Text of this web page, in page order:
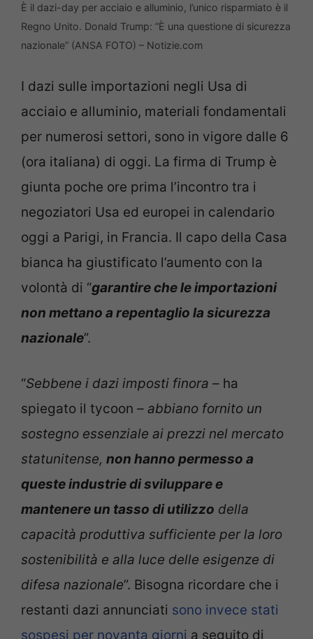
È il dazi-day per acciaio e alluminio, l’unico risparmiato è il
Regno Unito. Donald Trump: “È una questione di sicurezza
nazionale” (ANSA FOTO) – Notizie.com
I dazi sulle importazioni negli Usa di
acciaio e alluminio, materiali fondamentali
per numerosi settori, sono in vigore dalle 6
(ora italiana) di oggi. La firma di Trump è
giunta poche ore prima l’incontro tra i
negoziatori Usa ed europei in calendario
oggi a Parigi, in Francia. Il capo della Casa
bianca ha giustificato l’aumento con la
volontà di “garantire che le importazioni
non mettano a repentaglio la sicurezza
nazionale”.
“Sebbene i dazi imposti finora – ha
spiegato il tycoon – abbiano fornito un
sostegno essenziale ai prezzi nel mercato
statunitense, non hanno permesso a
queste industrie di sviluppare e
mantenere un tasso di utilizzo della
capacità produttiva sufficiente per la loro
sostenibilità e alla luce delle esigenze di
difesa nazionale”. Bisogna ricordare che i
restanti dazi annunciati sono invece stati
sospesi per novanta giorni a seguito di